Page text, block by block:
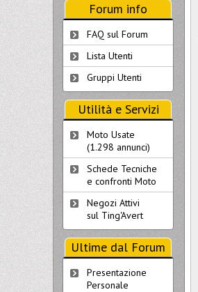
Forum info
FAQ sul Forum
Lista Utenti
Gruppi Utenti
Utilità e Servizi
Moto Usate
(1.298 annunci)
Schede Tecniche
e confronti Moto
Negozi Attivi
sul Ting'Avert
Ultime dal Forum
Presentazione
Personale